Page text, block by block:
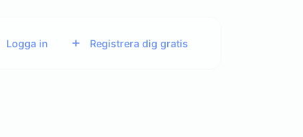
Logga in Registrera dig gratis